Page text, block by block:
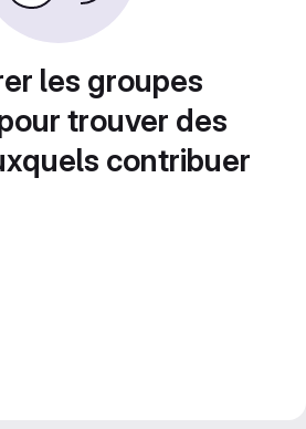
les groupes
trouver des
contribuer